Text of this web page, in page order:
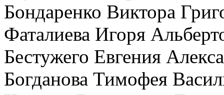
Бондаренко Виктора
Фаталиева Игоря
Бестужего Евгения
Богданова Тимофея